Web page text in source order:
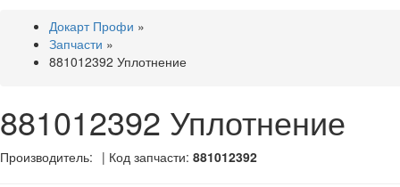
Докарт Профи »
Запчасти »
881012392 Уплотнение
881012392 Уплотнение
Производитель: | Код запчасти: 881012392